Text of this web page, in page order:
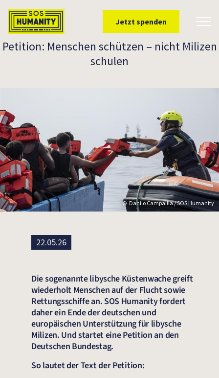
Jetzt spenden
Petition: Menschen schützen – nicht Milizen
schulen
Danilo Campailla / SOS Humanity
22.05.26
Die sogenannte libysche Küstenwache greift
wiederholt Menschen auf der Flucht sowie
Rettungsschiffe an. SOS Humanity fordert
daher ein Ende der deutschen und
europäischen Unterstützung für libysche
Milizen. Und startet eine Petition an den
Deutschen Bundestag.
So lautet der Text der Petition: